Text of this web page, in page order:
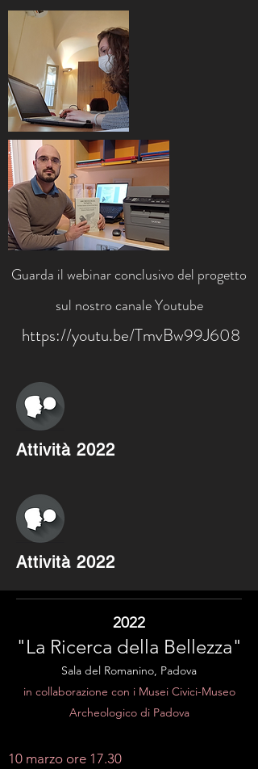
Guarda il webinar conclusivo del progetto
sul nostro canale Youtube
https://youtu.be/TmvBw99J608
Attività 2022
Attività 2022
2022
"La Ricerca della Bellezza"
Sala del Romanino, Padova
in collaborazione con i Musei Civici-Museo
Archeologico di Padova
10 marzo ore 17.30